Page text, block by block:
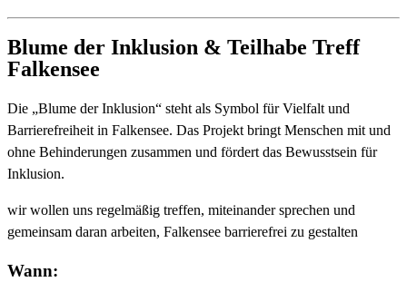
Blume der Inklusion & Teilhabe Treff
Falkensee
Die „Blume der Inklusion“ steht als Symbol für Vielfalt und
Barrierefreiheit in Falkensee. Das Projekt bringt Menschen mit und
ohne Behinderungen zusammen und fördert das Bewusstsein für
Inklusion.
wir wollen uns regelmäßig treffen, miteinander sprechen und
gemeinsam daran arbeiten, Falkensee barrierefrei zu gestalten
Wann: